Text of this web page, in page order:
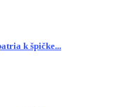
k špičke...